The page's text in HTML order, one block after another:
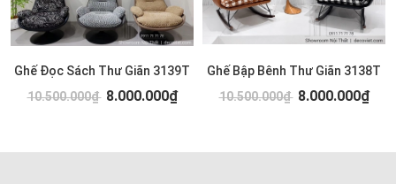
Ghế Đọc Sách Thư Giãn 3139T
10.500.000₫ 8.000.000₫
Ghế Bập Bênh Thư Giãn 3138T
10.500.000₫ 8.000.000₫